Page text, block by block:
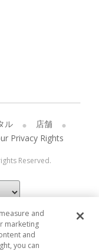
ル
店舗
Privacy Rights
Reserved.
and
marketing
and
you can